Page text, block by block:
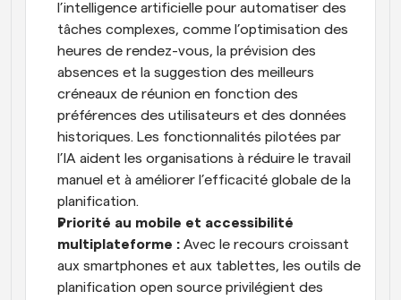
l’intelligence artificielle pour automatiser des
tâches complexes, comme l’optimisation des
heures de rendez-vous, la prévision des
absences et la suggestion des meilleurs
créneaux de réunion en fonction des
préférences des utilisateurs et des données
historiques. Les fonctionnalités pilotées par
l’IA aident les organisations à réduire le travail
manuel et à améliorer l’efficacité globale de la
planification.
Priorité au mobile et accessibilité
multiplateforme : Avec le recours croissant
aux smartphones et aux tablettes, les outils de
planification open source privilégient des